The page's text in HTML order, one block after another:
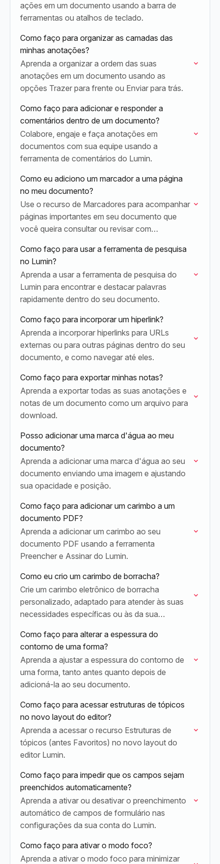
ações em um documento usando a barra de
ferramentas ou atalhos de teclado.
Como faço para organizar as camadas das
minhas anotações?
Aprenda a organizar a ordem das suas
anotações em um documento usando as
opções Trazer para frente ou Enviar para trás.
Como faço para adicionar e responder a
comentários dentro de um documento?
Colabore, engaje e faça anotações em
documentos com sua equipe usando a
ferramenta de comentários do Lumin.
Como eu adiciono um marcador a uma página
no meu documento?
Use o recurso de Marcadores para acompanhar
páginas importantes em seu documento que
você queira consultar ou revisar com
Como faço para usar a ferramenta de pesquisa
no Lumin?
Aprenda a usar a ferramenta de pesquisa do
Lumin para encontrar e destacar palavras
rapidamente dentro do seu documento.
Como faço para incorporar um hiperlink?
Aprenda a incorporar hiperlinks para URLs
externas ou para outras páginas dentro do seu
documento, e como navegar até eles.
Como faço para exportar minhas notas?
Aprenda a exportar todas as suas anotações e
notas de um documento como um arquivo para
download.
Posso adicionar uma marca d'água ao meu
documento?
Aprenda a adicionar uma marca d'água ao seu
documento enviando uma imagem e ajustando
sua opacidade e posição.
Como faço para adicionar um carimbo a um
documento PDF?
Aprenda a adicionar um carimbo ao seu
documento PDF usando a ferramenta
Preencher e Assinar do Lumin.
Como eu crio um carimbo de borracha?
Crie um carimbo eletrônico de borracha
personalizado, adaptado para atender às suas
necessidades específicas ou às da sua
Como faço para alterar a espessura do
contorno de uma forma?
Aprenda a ajustar a espessura do contorno de
uma forma, tanto antes quanto depois de
adicioná-la ao seu documento.
Como faço para acessar estruturas de tópicos
no novo layout do editor?
Aprenda a acessar o recurso Estruturas de
tópicos (antes Favoritos) no novo layout do
editor Lumin.
Como faço para impedir que os campos sejam
preenchidos automaticamente?
Aprenda a ativar ou desativar o preenchimento
automático de campos de formulário nas
configurações da sua conta do Lumin.
Como faço para ativar o modo foco?
Aprenda a ativar o modo foco para minimizar